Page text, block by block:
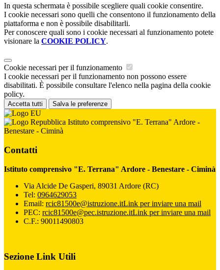
In questa schermata è possibile scegliere quali cookie consentire.
I cookie necessari sono quelli che consentono il funzionamento della
piattaforma e non è possibile disabilitarli.
Per conoscere quali sono i cookie necessari al funzionamento potete
visionare la COOKIE POLICY.
Cookie necessari per il funzionamento
I cookie necessari per il funzionamento non possono essere
disabilitati. È possibile consultare l'elenco nella pagina della cookie
policy.
Accetta tutti Salva le preferenze
Istituto comprensivo "E. Terrana" Ardore -
Benestare - Ciminà
Contatti
Istituto comprensivo "E. Terrana" Ardore - Benestare - Ciminà
Via Alcide De Gasperi, 89031 Ardore (RC)
Tel: 0964629053
Email: rcic81500e@istruzione.itLink per inviare una mail
PEC: rcic81500e@pec.istruzione.itLink per inviare una mail
C.F.: 90011490803
Sezione Link Utili